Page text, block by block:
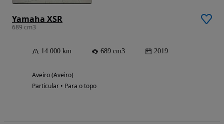
Yamaha XSR
689 cm3
14 000 km 689 cm3 2019
Aveiro (Aveiro)
Particular • Para o topo